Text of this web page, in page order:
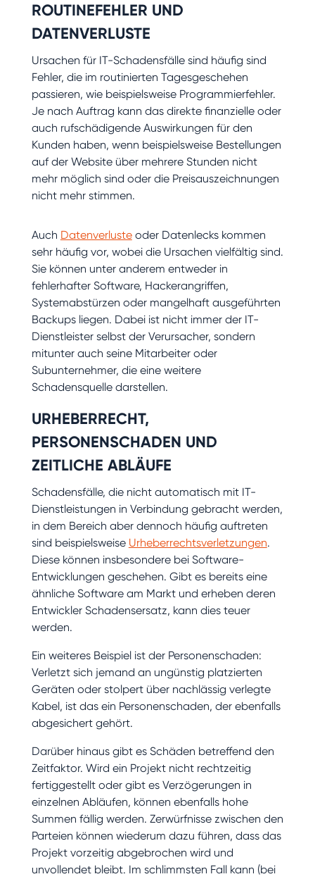
ROUTINEFEHLER UND
DATENVERLUSTE
Ursachen für IT-Schadensfälle sind häufig sind
Fehler, die im routinierten Tagesgeschehen
passieren, wie beispielsweise Programmierfehler.
Je nach Auftrag kann das direkte finanzielle oder
auch rufschädigende Auswirkungen für den
Kunden haben, wenn beispielsweise Bestellungen
auf der Website über mehrere Stunden nicht
mehr möglich sind oder die Preisauszeichnungen
nicht mehr stimmen.
Auch Datenverlusteoder Datenlecks kommen
sehr häufig vor, wobei die Ursachen vielfältig sind.
Sie können unter anderem entweder in
fehlerhafter Software, Hackerangriffen,
Systemabstürzen oder mangelhaft ausgeführten
Backups liegen. Dabei ist nicht immer der IT-
Dienstleister selbst der Verursacher, sondern
mitunter auch seine Mitarbeiter oder
Subunternehmer, die eine weitere
Schadensquelle darstellen.
URHEBERRECHT,
PERSONENSCHADEN UND
ZEITLICHE ABLÄUFE
Schadensfälle, die nicht automatisch mit IT-
Dienstleistungen in Verbindung gebracht werden,
in dem Bereich aber dennoch häufig auftreten
sind beispielsweise Urheberrechtsverletzungen.
Diese können insbesondere bei Software-
Entwicklungen geschehen. Gibt es bereits eine
ähnliche Software am Markt und erheben deren
Entwickler Schadensersatz, kann dies teuer
werden.
Ein weiteres Beispiel ist der Personenschaden:
Verletzt sich jemand an ungünstig platzierten
Geräten oder stolpert über nachlässig verlegte
Kabel, ist das ein Personenschaden, der ebenfalls
abgesichert gehört.
Darüber hinaus gibt es Schäden betreffend den
Zeitfaktor. Wird ein Projekt nicht rechtzeitig
fertiggestellt oder gibt es Verzögerungen in
einzelnen Abläufen, können ebenfalls hohe
Summen fällig werden. Zerwürfnisse zwischen den
Parteien können wiederum dazu führen, dass das
Projekt vorzeitig abgebrochen wird und
unvollendet bleibt. Im schlimmsten Fall kann (bei